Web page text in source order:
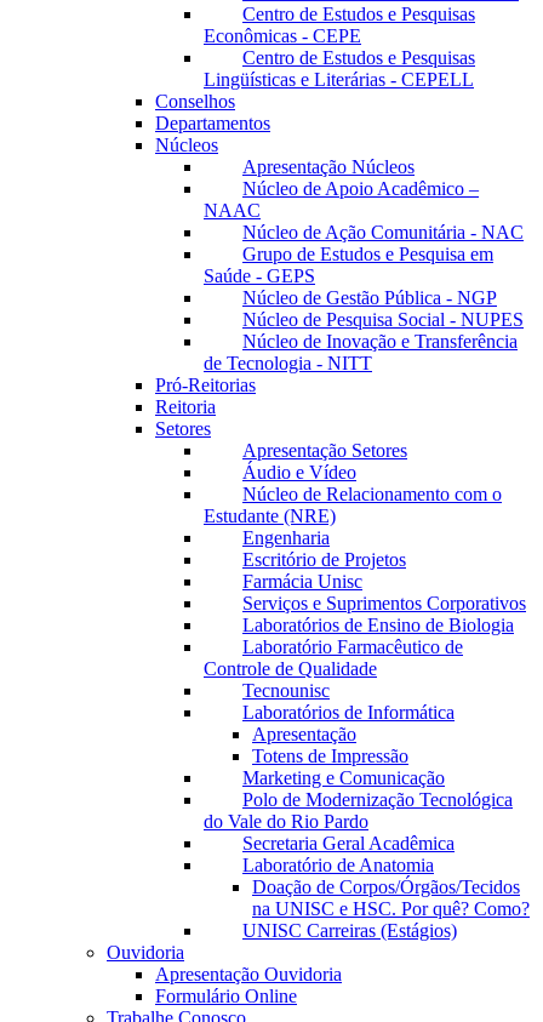
Centro de Estudos e Pesquisas
Econômicas - CEPE
Centro de Estudos e Pesquisas
Lingüísticas e Literárias - CEPELL
Conselhos
Departamentos
Núcleos
Apresentação Núcleos
Núcleo de Apoio Acadêmico –
NAAC
Núcleo de Ação Comunitária - NAC
Grupo de Estudos e Pesquisa em
Saúde - GEPS
Núcleo de Gestão Pública - NGP
Núcleo de Pesquisa Social - NUPES
Núcleo de Inovação e Transferência
de Tecnologia - NITT
Pró-Reitorias
Reitoria
Setores
Apresentação Setores
Áudio e Vídeo
Núcleo de Relacionamento com o
Estudante (NRE)
Engenharia
Escritório de Projetos
Farmácia Unisc
Serviços e Suprimentos Corporativos
Laboratórios de Ensino de Biologia
Laboratório Farmacêutico de
Controle de Qualidade
Tecnounisc
Laboratórios de Informática
Apresentação
Totens de Impressão
Marketing e Comunicação
Polo de Modernização Tecnológica
do Vale do Rio Pardo
Secretaria Geral Acadêmica
Laboratório de Anatomia
Doação de Corpos/Órgãos/Tecidos
na UNISC e HSC. Por quê? Como?
UNISC Carreiras (Estágios)
Ouvidoria
Apresentação Ouvidoria
Formulário Online